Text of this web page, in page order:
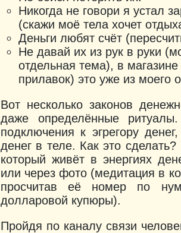
Никогда не говори я устал
(скажи моё тела хочет
Деньги любят счёт
Не давай их из рук в руки
отдельная тема), в
прилавок) это уже из моего
Вот несколько законов
даже определённые
подключения к эгрегору
денег в теле. Как это
который живёт в энергиях
или через фото (медитация в
просчитав её номер по
долларовой купюры).
Пройдя по каналу связи